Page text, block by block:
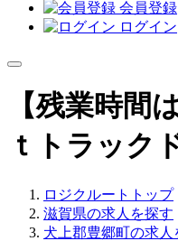
会員登録
ログイン
【残業時間
ｔトラック
ロジクルートトップ
滋賀県の求人を探す
犬上郡豊郷町の求人